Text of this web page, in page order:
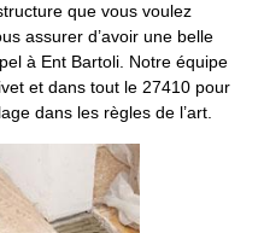
que vous voulez
assurer d’avoir une belle
à Ent Bartoli. Notre équipe
et dans tout le 27410 pour
dans les règles de l’art.